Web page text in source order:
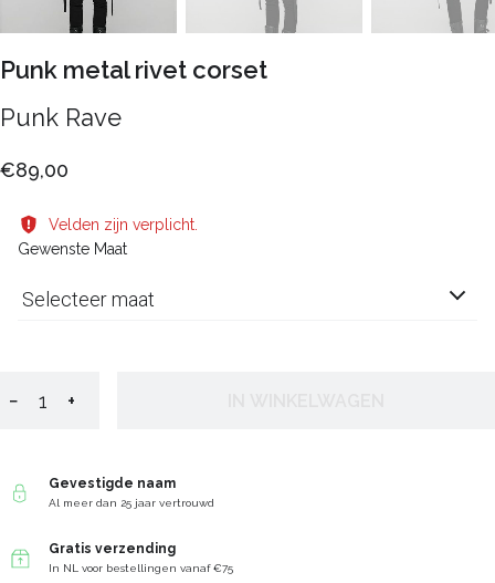
Punk metal rivet corset
Punk Rave
€89,00
Velden zijn verplicht.
Gewenste Maat
Selecteer maat
− +
Gevestigde naam
Al meer dan 25 jaar vertrouwd
Gratis verzending
In NL voor bestellingen vanaf €75